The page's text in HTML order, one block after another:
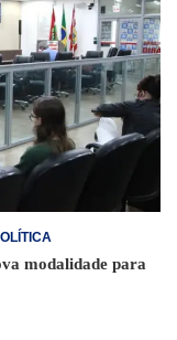
modalidade para